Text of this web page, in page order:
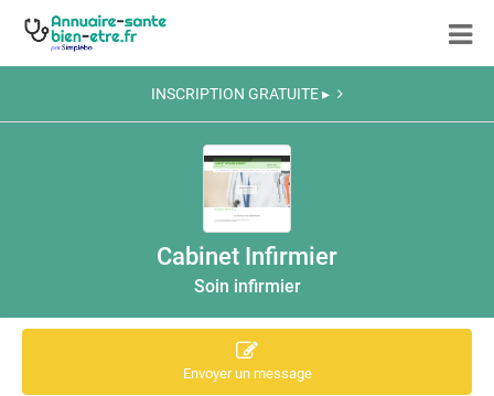
INSCRIPTION GRATUITE ▸
Cabinet Infirmier
Soin infirmier
Envoyer un message